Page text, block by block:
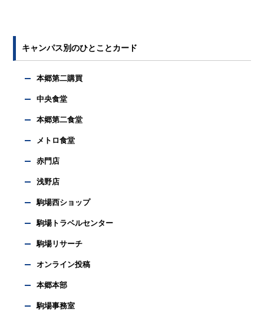
キャンパス別のひとことカード
本郷第二購買
中央食堂
本郷第二食堂
メトロ食堂
赤門店
浅野店
駒場西ショップ
駒場トラベルセンター
駒場リサーチ
オンライン投稿
本郷本部
駒場事務室